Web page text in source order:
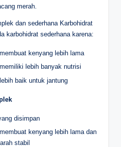
merah.
dan sederhana Karbohidrat
karbohidrat sederhana karena:
kenyang lebih lama
lebih banyak nutrisi
baik untuk jantung
disimpan
kenyang lebih lama dan
stabil